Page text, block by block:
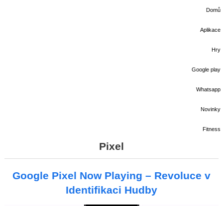
Domů
Aplikace
Hry
Google play
Whatsapp
Novinky
Fitness
Pixel
Google Pixel Now Playing – Revoluce v
Identifikaci Hudby